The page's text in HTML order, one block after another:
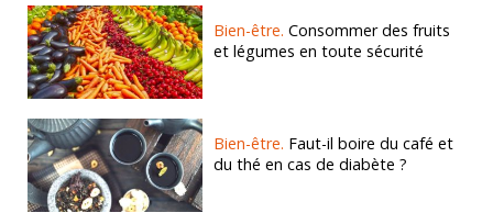
Bien-être. Consommer des fruits
et légumes en toute sécurité
Bien-être. Faut-il boire du café et
du thé en cas de diabète ?